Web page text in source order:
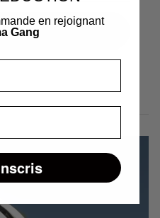
en rejoignant
Gang